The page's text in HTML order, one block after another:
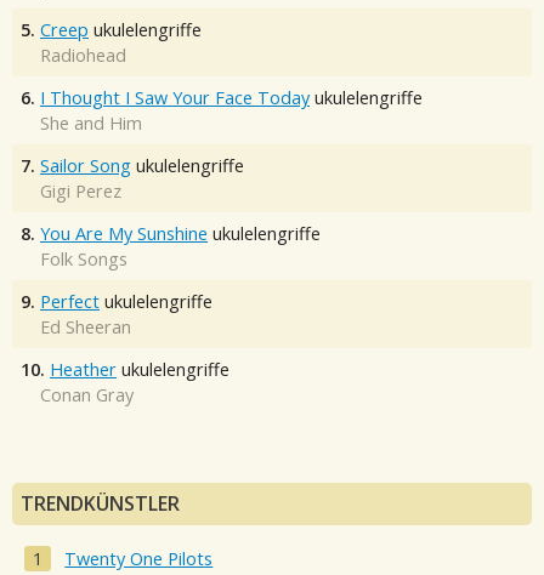
5. Creep ukulelengriffe
Radiohead
6. I Thought I Saw Your Face Today ukulelengriffe
She and Him
7. Sailor Song ukulelengriffe
Gigi Perez
8. You Are My Sunshine ukulelengriffe
Folk Songs
9. Perfect ukulelengriffe
Ed Sheeran
10. Heather ukulelengriffe
Conan Gray
TRENDKÜNSTLER
Twenty One Pilots